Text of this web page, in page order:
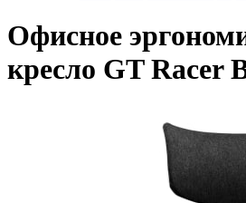
Офисное
кресло GT Racer